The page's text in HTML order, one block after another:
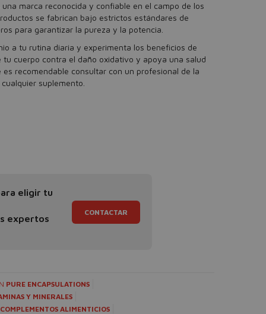
marca reconocida y confiable en el campo de los
se fabrican bajo estrictos estándares de
para garantizar la pureza y la potencia.
a tu rutina diaria y experimenta los beneficios de
cuerpo contra el daño oxidativo y apoya una salud
es recomendable consultar con un profesional de la
suplemento.
eligir tu
expertos
CONTACTAR
PURE ENCAPSULATIONS
Y MINERALES
COMPLEMENTOS ALIMENTICIOS